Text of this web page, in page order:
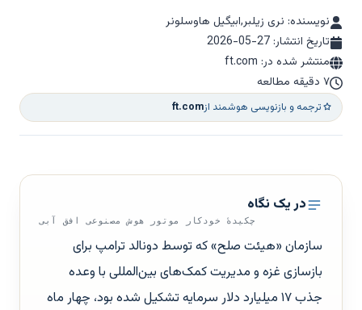
نویسنده: نری زیلبر,ابیگیل هاوسلونر
تاریخ انتشار: 2026-05-27
منتشر شده در: ft.com
۷ دقیقه مطالعه
ترجمه و بازنویسی هوشمند ازft.com
در یک نگاه
چکیدهٔ خودکار موتور هوش مصنوعی افق آبی
سازمان «هیئت صلح» که توسط دونالد ترامپ برای
بازسازی غزه و مدیریت کمک‌های بین‌المللی با وعده
جذب ۱۷ میلیارد دلار سرمایه تشکیل شده بود، چهار ماه